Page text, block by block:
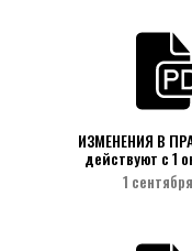
ИЗМЕНЕНИЯ В
действуют c 1
1